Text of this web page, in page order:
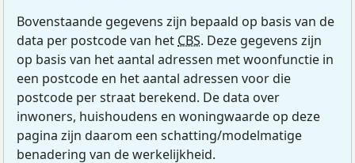
Bovenstaande gegevens zijn bepaald op basis van de
data per postcode van het CBS. Deze gegevens zijn
op basis van het aantal adressen met woonfunctie in
een postcode en het aantal adressen voor die
postcode per straat berekend. De data over
inwoners, huishoudens en woningwaarde op deze
pagina zijn daarom een schatting/modelmatige
benadering van de werkelijkheid.